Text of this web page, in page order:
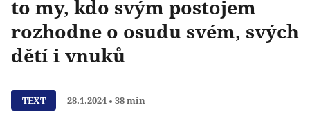
to my, kdo svým postojem
rozhodne o osudu svém, svých
dětí i vnuků
TEXT 28.1.2024 38 min